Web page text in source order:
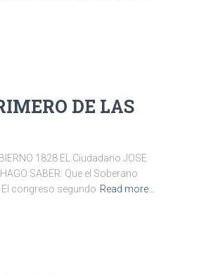
DE LAS
1828 EL Ciudadano JOSE
SABER: Que el Soberano
El congreso segundo Read more…